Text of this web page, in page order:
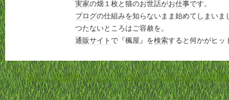
実家の畑１枚と猫のお世話がお仕事です。
ブログの仕組みを知らないまま始めて しま いま
つたないところはご容赦を。
通販サイト で『楓屋』を検索すると何かがヒッ
ホーム-利用規約-プライバシーポリシー-お問い合わせ-特定商